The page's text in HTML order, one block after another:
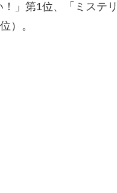
」第1位、「ミステ
）。